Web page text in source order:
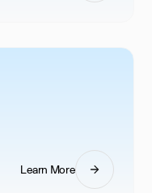
Learn More